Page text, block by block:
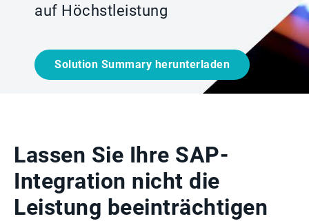
auf Höchstleistung
Solution Summary herunterladen
Lassen Sie Ihre SAP-
Integration nicht die
Leistung beeinträchtigen